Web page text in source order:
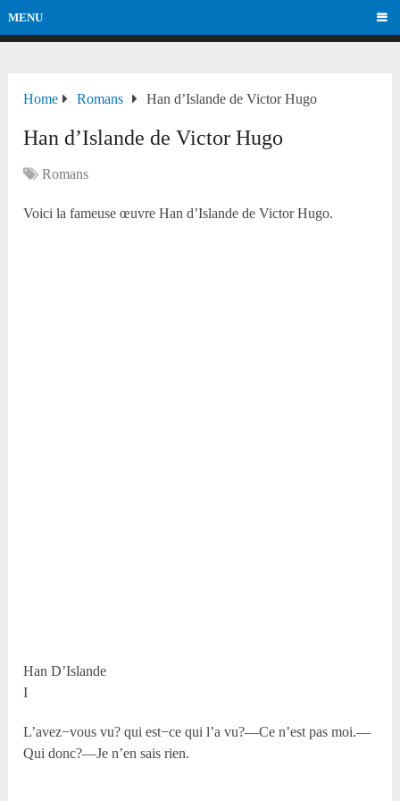
MENU
Home Romans Han d’Islande de Victor Hugo
Han d’Islande de Victor Hugo
Romans
Voici la fameuse œuvre Han d’Islande de Victor Hugo.
Han D’Islande
I
L’avez−vous vu? qui est−ce qui l’a vu?—Ce n’est pas moi.—
Qui donc?—Je n’en sais rien.